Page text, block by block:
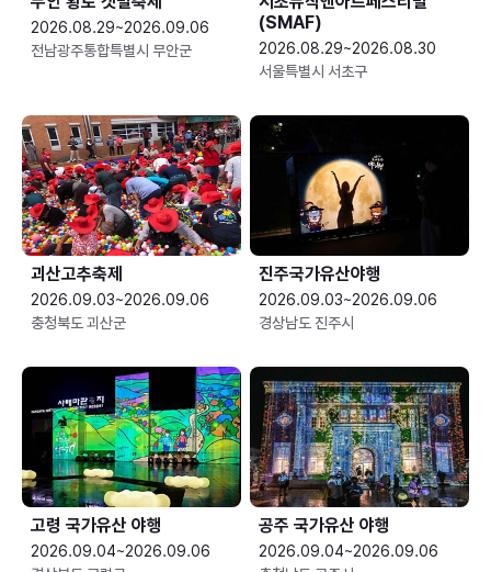
2026.08.29~2026.09.06
전남광주통합특별시 무안군
(SMAF)
2026.08.29~2026.08.30
서울특별시 서초구
괴산고추축제
2026.09.03~2026.09.06
충청북도 괴산군
진주국가유산야행
2026.09.03~2026.09.06
경상남도 진주시
고령 국가유산 야행
2026.09.04~2026.09.06
공주 국가유산 야행
2026.09.04~2026.09.06